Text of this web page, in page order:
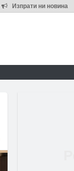
Изпрати ни новина